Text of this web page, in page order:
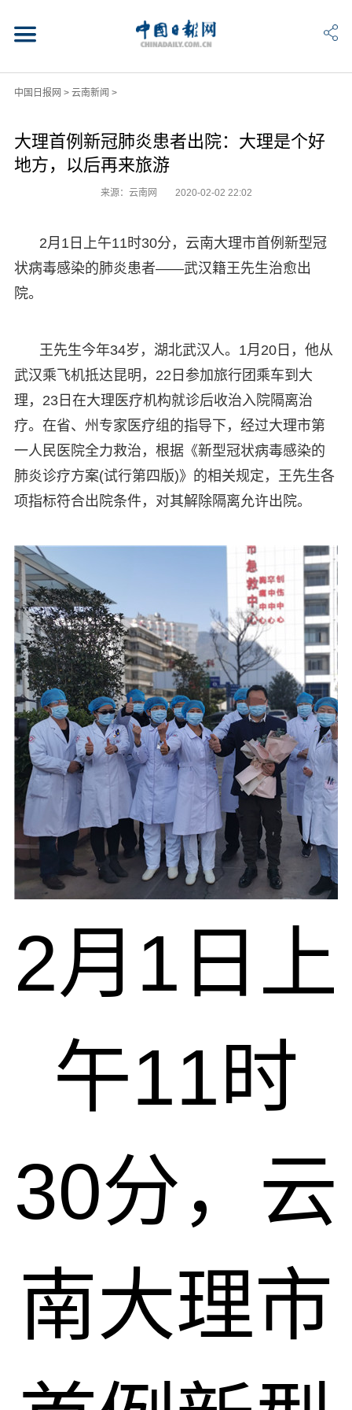
中国日报网 > 云南新闻 >
大理首例新冠肺炎患者出院：大理是个好
地方，以后再来旅游
来源：云南网 2020-02-02 22:02
2月1日上午11时30分，云南大理市首例新型冠
状病毒感染的肺炎患者——武汉籍王先生治愈出
院。
王先生今年34岁，湖北武汉人。1月20日，他从
武汉乘飞机抵达昆明，22日参加旅行团乘车到大
理，23日在大理医疗机构就诊后收治入院隔离治
疗。在省、州专家医疗组的指导下，经过大理市第
一人民医院全力救治，根据《新型冠状病毒感染的
肺炎诊疗方案(试行第四版)》的相关规定，王先生各
项指标符合出院条件，对其解除隔离允许出院。
2月1日上
午11时
30分，云
南大理市